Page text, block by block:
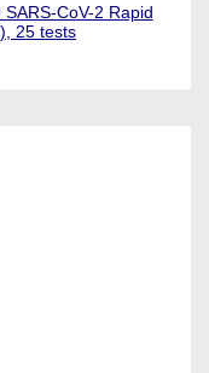
CoV-2 Rapid
25 tests